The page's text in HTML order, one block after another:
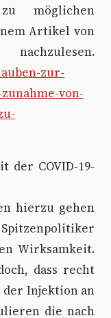
möglichen
Artikel von
zur-
von-
der COVID-19-
hierzu gehen
Wirksamkeit.
dass recht
der Injektion an
die nach